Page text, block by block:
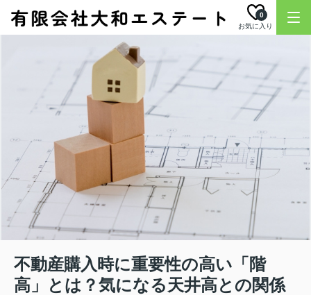
お気に入り
0
不動産購入時に重要性の高い「階
高」とは？気になる天井高との関係